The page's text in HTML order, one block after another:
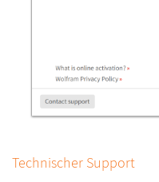
Technischer Support